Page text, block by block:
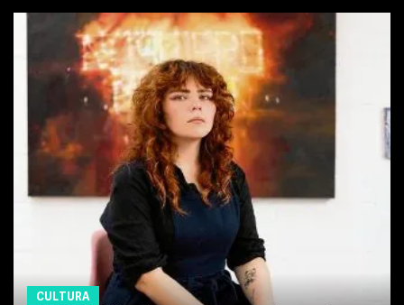
CULTURA